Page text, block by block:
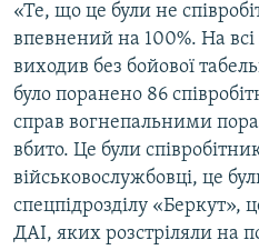
«Те, що це були не
впевнений на 100%. На
виходив без бойової
було поранено 86
справ вогнепальними
вбито. Це були
військовослужбовці, це
спецпідрозділу «Беркут»,
ДАІ, яких розстріляли на